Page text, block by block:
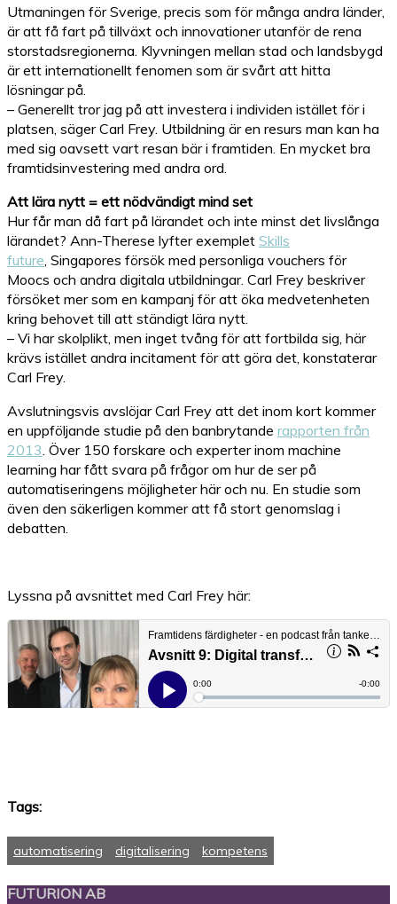
Utmaningen för Sverige, precis som för många andra länder,
är att få fart på tillväxt och innovationer utanför de rena
storstadsregionerna. Klyvningen mellan stad och landsbygd
är ett internationellt fenomen som är svårt att hitta
lösningar på.
– Generellt tror jag på att investera i individen istället för i
platsen, säger Carl Frey. Utbildning är en resurs man kan ha
med sig oavsett vart resan bär i framtiden. En mycket bra
framtidsinvestering med andra ord.
Att lära nytt = ett nödvändigt mind set
Hur får man då fart på lärandet och inte minst det livslånga
lärandet? Ann-Therese lyfter exemplet Skills
future , Singapores försök med personliga vouchers för
Moocs och andra digitala utbildningar. Carl Frey beskriver
försöket mer som en kampanj för att öka medvetenheten
kring behovet till att ständigt lära nytt.
– Vi har skolplikt, men inget tvång för att fortbilda sig, här
krävs istället andra incitament för att göra det, konstaterar
Carl Frey.
Avslutningsvis avslöjar Carl Frey att det inom kort kommer
en uppföljande studie på den banbrytande rapporten från
2013 . Över 150 forskare och experter inom machine
learning har fått svara på frågor om hur de ser på
automatiseringens möjligheter här och nu. En studie som
även den säkerligen kommer att få stort genomslag i
debatten.
Lyssna på avsnittet med Carl Frey här:
Tags:
automatisering digitalisering kompetens
FUTURION AB